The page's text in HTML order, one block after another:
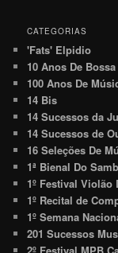
CATEGORIAS
'Fats' Elpidio
10 Anos De
100 Anos De
14 Bis
14 Sucessos da
14 Sucessos de
16 Seleções De
1ª Bienal Do
1º Festival Violão
1º Recital de
1º Semana
201 Sucessos